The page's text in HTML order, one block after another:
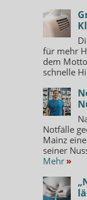
für mehr
dem
schnelle
Notfälle
Mainz
seiner
Mehr »